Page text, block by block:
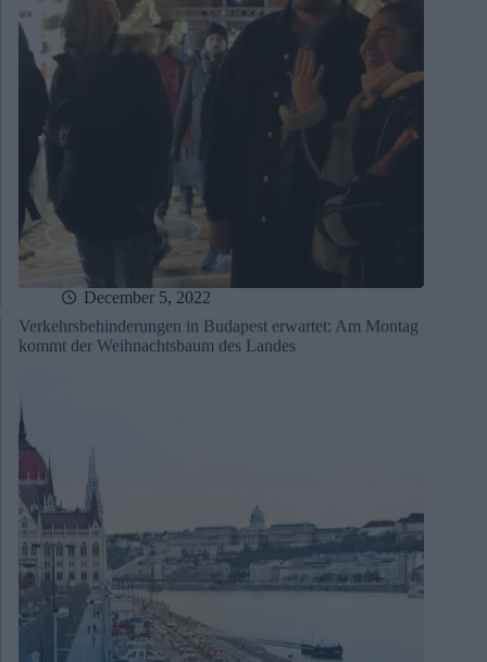
December 5, 2022
Verkehrsbehinderungen in Budapest erwartet: Am Montag
kommt der Weihnachtsbaum des Landes